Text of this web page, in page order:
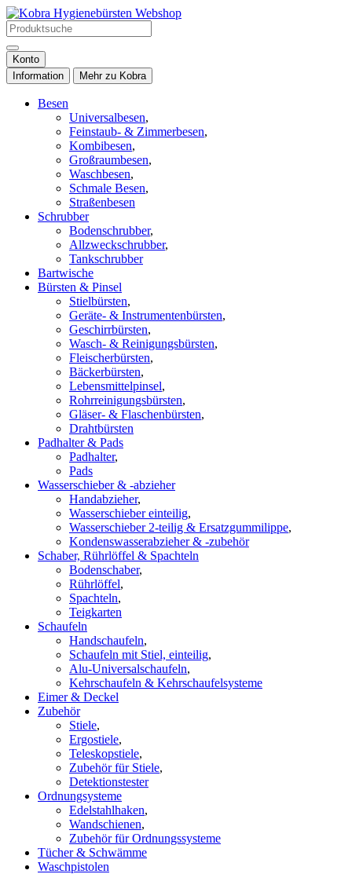
Konto
Information
Mehr zu Kobra
Besen
Universalbesen,
Feinstaub- & Zimmerbesen,
Kombibesen,
Großraumbesen,
Waschbesen,
Schmale Besen,
Straßenbesen
Schrubber
Bodenschrubber,
Allzweckschrubber,
Tankschrubber
Bartwische
Bürsten & Pinsel
Stielbürsten,
Geräte- & Instrumentenbürsten,
Geschirrbürsten,
Wasch- & Reinigungsbürsten,
Fleischerbürsten,
Bäckerbürsten,
Lebensmittelpinsel,
Rohrreinigungsbürsten,
Gläser- & Flaschenbürsten,
Drahtbürsten
Padhalter & Pads
Padhalter,
Pads
Wasserschieber & -abzieher
Handabzieher,
Wasserschieber einteilig,
Wasserschieber 2-teilig & Ersatzgummilippe,
Kondenswasserabzieher & -zubehör
Schaber, Rührlöffel & Spachteln
Bodenschaber,
Rührlöffel,
Spachteln,
Teigkarten
Schaufeln
Handschaufeln,
Schaufeln mit Stiel, einteilig,
Alu-Universalschaufeln,
Kehrschaufeln & Kehrschaufelsysteme
Eimer & Deckel
Zubehör
Stiele,
Ergostiele,
Teleskopstiele,
Zubehör für Stiele,
Detektionstester
Ordnungsysteme
Edelstahlhaken,
Wandschienen,
Zubehör für Ordnungssysteme
Tücher & Schwämme
Waschpistolen